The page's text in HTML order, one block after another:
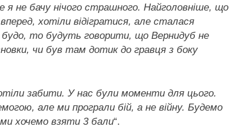
я не бачу нічого страшного. Найголовніше, що
хотіли відігратися, але сталася
то будуть говорити, що Вернидуб не
чи був там дотик до гравця з боку
забити. У нас були моменти для цього.
але ми програли бій, а не війну. Будемо
ми хочемо взяти 3 бали“.